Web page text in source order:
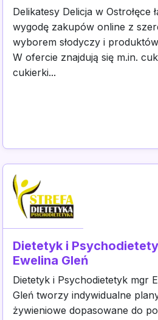
Delikatesy Delicja w Ostrołęce
wygodę zakupów online z
wyborem słodyczy i
W ofercie znajdują się m.in.
cukierki...
Dietetyk i
Ewelina Gleń
Dietetyk i Psychodietetyk mgr
Gleń tworzy indywidualne
żywieniowe dopasowane do